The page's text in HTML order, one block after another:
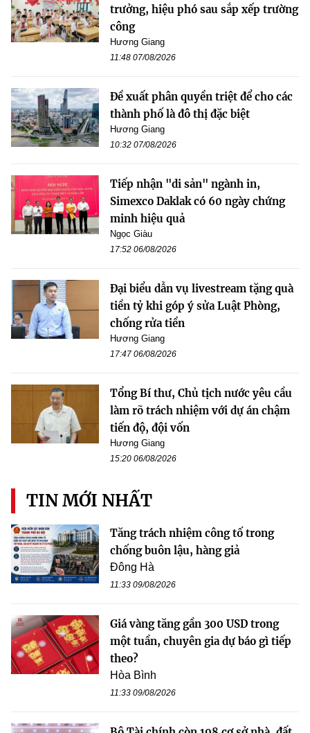
trưởng, hiệu phó sau sắp xếp trường
công
Hương Giang
11:48 07/08/2026
Đề xuất phân quyền triệt để cho các
thành phố là đô thị đặc biệt
Hương Giang
10:32 07/08/2026
Tiếp nhận "di sản" ngành in,
Simexco Daklak có 60 ngày chứng
minh hiệu quả
Ngọc Giàu
17:52 06/08/2026
Đại biểu dẫn vụ livestream tặng quà
tiền tỷ khi góp ý sửa Luật Phòng,
chống rửa tiền
Hương Giang
17:47 06/08/2026
Tổng Bí thư, Chủ tịch nước yêu cầu
làm rõ trách nhiệm với dự án chậm
tiến độ, đội vốn
Hương Giang
15:20 06/08/2026
TIN MỚI NHẤT
Tăng trách nhiệm công tố trong
chống buôn lậu, hàng giả
Đông Hà
11:33 09/08/2026
Giá vàng tăng gần 300 USD trong
một tuần, chuyên gia dự báo gì tiếp
theo?
Hòa Bình
11:33 09/08/2026